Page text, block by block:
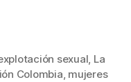
sexual, La
Colombia, mujeres